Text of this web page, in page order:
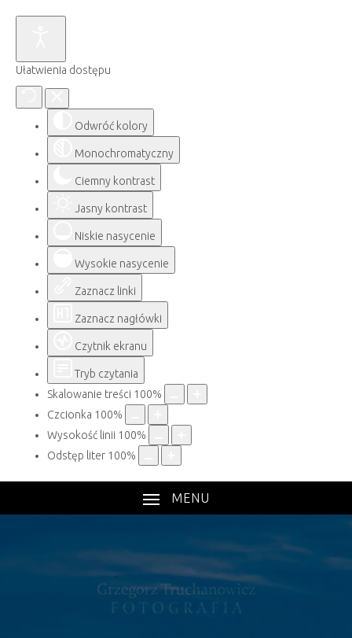
Ułatwienia dostępu
Odwróć kolory
Monochromatyczny
Ciemny kontrast
Jasny kontrast
Niskie nasycenie
Wysokie nasycenie
Zaznacz linki
Zaznacz nagłówki
Czytnik ekranu
Tryb czytania
Skalowanie treści 100%
Czcionka 100%
Wysokość linii 100%
Odstęp liter 100%
MENU